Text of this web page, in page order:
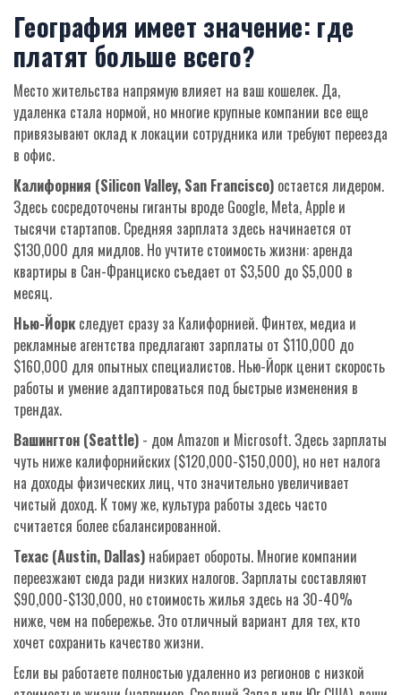
География имеет значение: где
платят больше всего?
Место жительства напрямую влияет на ваш кошелек. Да,
удаленка стала нормой, но многие крупные компании все еще
привязывают оклад к локации сотрудника или требуют переезда
в офис.
Калифорния (Silicon Valley, San Francisco) остается лидером.
Здесь сосредоточены гиганты вроде Google, Meta, Apple и
тысячи стартапов. Средняя зарплата здесь начинается от
$130,000 для мидлов. Но учтите стоимость жизни: аренда
квартиры в Сан-Франциско съедает от $3,500 до $5,000 в
месяц.
Нью-Йорк следует сразу за Калифорнией. Финтех, медиа и
рекламные агентства предлагают зарплаты от $110,000 до
$160,000 для опытных специалистов. Нью-Йорк ценит скорость
работы и умение адаптироваться под быстрые изменения в
трендах.
Вашингтон (Seattle) - дом Amazon и Microsoft. Здесь зарплаты
чуть ниже калифорнийских ($120,000-$150,000), но нет налога
на доходы физических лиц, что значительно увеличивает
чистый доход. К тому же, культура работы здесь часто
считается более сбалансированной.
Техас (Austin, Dallas) набирает обороты. Многие компании
переезжают сюда ради низких налогов. Зарплаты составляют
$90,000-$130,000, но стоимость жилья здесь на 30-40%
ниже, чем на побережье. Это отличный вариант для тех, кто
хочет сохранить качество жизни.
Если вы работаете полностью удаленно из регионов с низкой